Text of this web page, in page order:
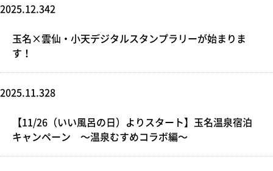
2025.12.342
玉名×雲仙・小天デジタルスタンプラリーが始まりま
す！
2025.11.328
【11/26（いい風呂の日）よりスタート】玉名温泉宿泊
キャンペーン ～温泉むすめコラボ編～